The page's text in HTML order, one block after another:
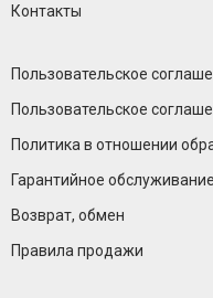
Контакты
Пользовательское
Пользовательское
Политика в отношении
Гарантийное обслуживание
Возврат, обмен
Правила продажи